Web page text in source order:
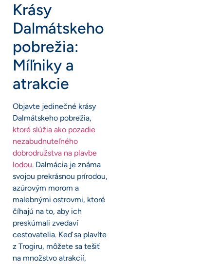
Krásy
Dalmátskeho
pobrežia:
Míľniky a
atrakcie
Objavte jedinečné krásy
Dalmátskeho pobrežia,
ktoré slúžia ako pozadie
nezabudnuteľného
dobrodružstva na plavbe
lodou. Dalmácia je známa
svojou prekrásnou prírodou,
azúrovým morom a
malebnými ostrovmi, ktoré
číhajú na to, aby ich
preskúmali zvedaví
cestovatelia. Keď sa plavíte
z Trogiru, môžete sa tešiť
na množstvo atrakcií,